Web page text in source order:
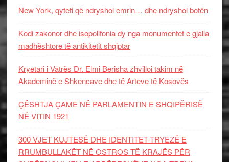
New York, qyteti që ndryshoi emrin… dhe ndryshoi botën
Kodi zakonor dhe isopolifonia dy nga monumentet e gjalla
madhështore të antikitetit shqiptar
Kryetari i Vatrës Dr. Elmi Berisha zhvilloi takim në
Akademinë e Shkencave dhe të Arteve të Kosovës
ÇËSHTJA ÇAME NË PARLAMENTIN E SHQIPËRISË
NË VITIN 1921
300 VJET KUJTESË DHE IDENTITET-TRYEZË E
RRUMBULLAKËT NË OSTROS TË KRAJËS PËR